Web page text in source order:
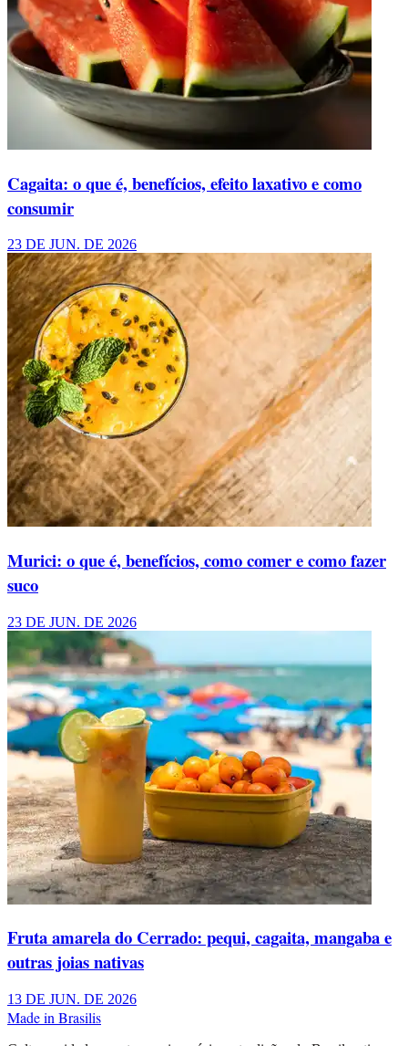
Cagaita: o que é, benefícios, efeito laxativo e como
consumir
23 DE JUN. DE 2026
Murici: o que é, benefícios, como comer e como fazer
suco
23 DE JUN. DE 2026
Fruta amarela do Cerrado: pequi, cagaita, mangaba e
outras joias nativas
13 DE JUN. DE 2026
Made in Brasilis